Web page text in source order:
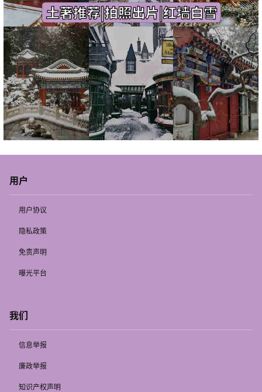
用户
用户协议
隐私政策
免责声明
曝光平台
我们
信息举报
廉政举报
知识产权声明